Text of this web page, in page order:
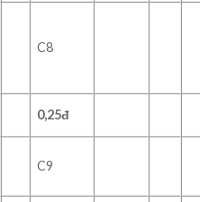
C8
0,25đ
C9